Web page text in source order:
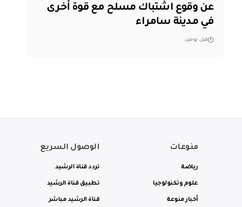
عن وقوع اشتباك مسلح مع قوة أخرى
في مدينة سامراء
قبل يومين
منوعات
رياضة
علوم وتكنولوجيا
أخبار منوعة
الوصول السريع
تردد قناة الرشيد
تطبيق قناة الرشيد
قناة الرشيد مباشر